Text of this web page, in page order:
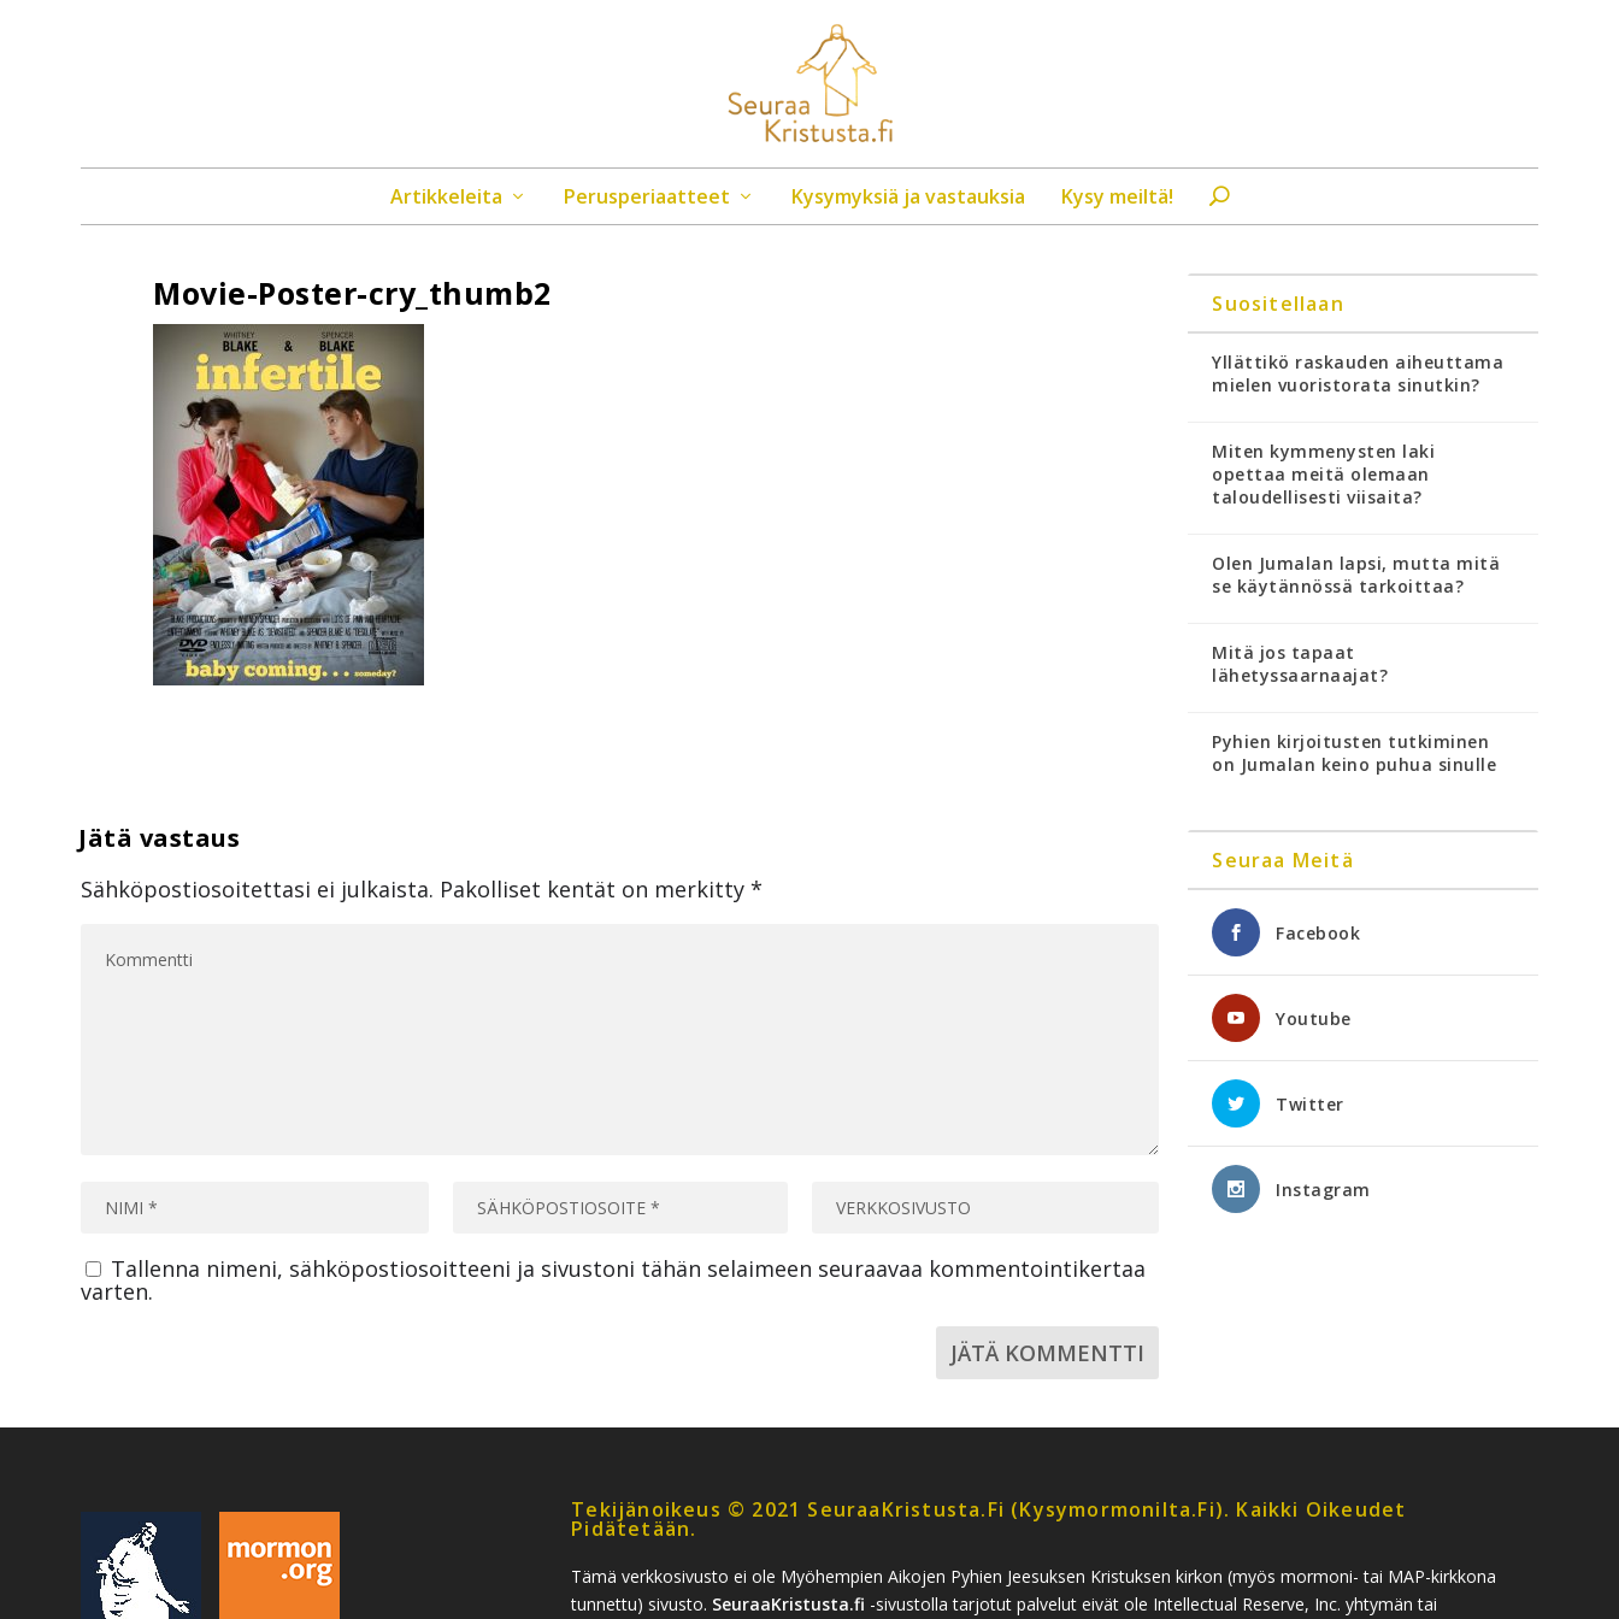
Artikkeleita Perusperiaatteet Kysymyksiä ja vastauksia Kysy meiltä!
Movie-Poster-cry_thumb2
Sähköpostiosoitettasi ei julkaista. Pakolliset kentät on merkitty*
Tallenna nimeni, sähköpostiosoitteeni ja sivustoni tähän selaimeen seuraavaa kommentointikertaa
varten.
Suositellaan
Yllättikö raskauden aiheuttama
mielen vuoristorata sinutkin?
Miten kymmenysten laki
opettaa meitä olemaan
taloudellisesti viisaita?
Olen Jumalan lapsi, mutta mitä
se käytännössä tarkoittaa?
Mitä jos tapaat
lähetyssaarnaajat?
Pyhien kirjoitusten tutkiminen
on Jumalan keino puhua sinulle
Seuraa Meitä
Facebook
Youtube
Twitter
Instagram
Tekijänoikeus © 2021 SeuraaKristusta.fi (kysymormonilta.fi). Kaikki Oikeudet
Pidätetään.
Tämä verkkosivusto ei ole Myöhempien Aikojen Pyhien Jeesuksen Kristuksen kirkon (myös mormoni- tai MAP-kirkkona
tunnettu) sivusto. SeuraaKristusta.fi -sivustolla tarjotut palvelut eivät ole Intellectual Reserve, Inc. yhtymän tai